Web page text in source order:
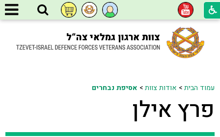
עמוד הבית> אודות צוות> אסיפת נבחרים
פרץ אילן